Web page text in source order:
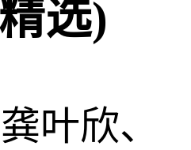
选)
叶欣、